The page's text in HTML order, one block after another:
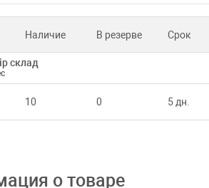
Наличие В резерве Срок
склад
10 0 5 дн.
о товаре